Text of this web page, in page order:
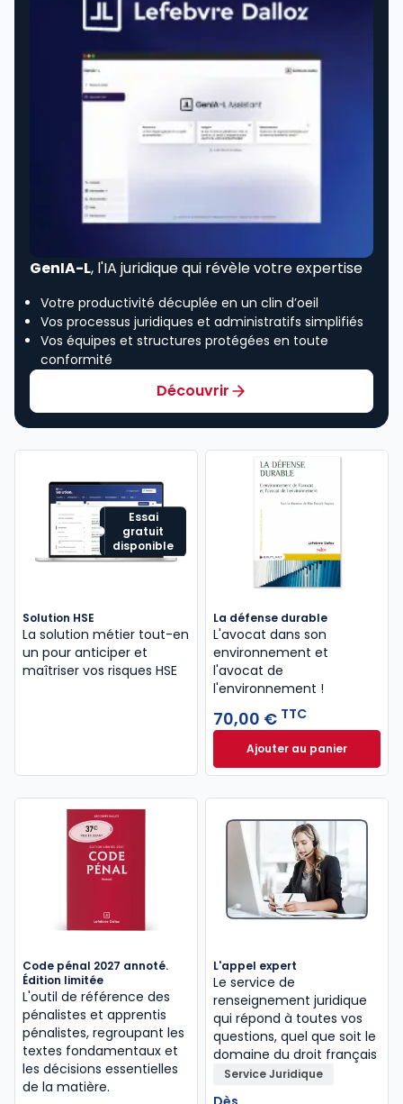
GenIA-L, l'IA juridique qui révèle votre expertise
Votre productivité décuplée en un clin d’oeil
Vos processus juridiques et administratifs simplifiés
Vos équipes et structures protégées en toute
conformité
Découvrir
Essai
gratuit
disponible
Solution HSE
La solution métier tout-en
un pour anticiper et
maîtriser vos risques HSE
La défense durable
L'avocat dans son
environnement et
l'avocat de
l'environnement !
70,00 € TTC
Ajouter au panier
La défense
Code pénal 2027 annoté.
Édition limitée
L'outil de référence des
pénalistes et apprentis
pénalistes, regroupant les
textes fondamentaux et
les décisions essentielles
de la matière.
L'appel expert
Le service de
renseignement juridique
qui répond à toutes vos
questions, quel que soit le
domaine du droit français
Service Juridique